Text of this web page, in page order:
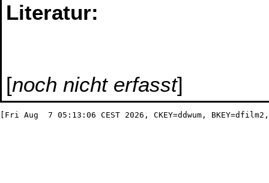
Literatur:
[noch nicht erfasst]